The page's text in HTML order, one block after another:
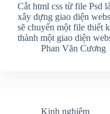
Cắt html css từ file Psd
xây dựng giao diện
sẽ chuyển một file thiết
thành một giao diện
Phan Văn Cương
Kinh nghiệm